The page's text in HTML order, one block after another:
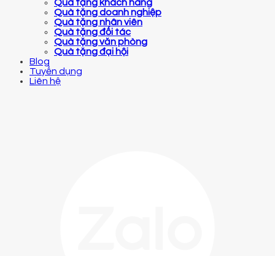
Quà tặng khách hàng
Quà tặng doanh nghiệp
Quà tặng nhân viên
Quà tặng đối tác
Quà tặng văn phòng
Quà tặng đại hội
Blog
Tuyển dụng
Liên hệ